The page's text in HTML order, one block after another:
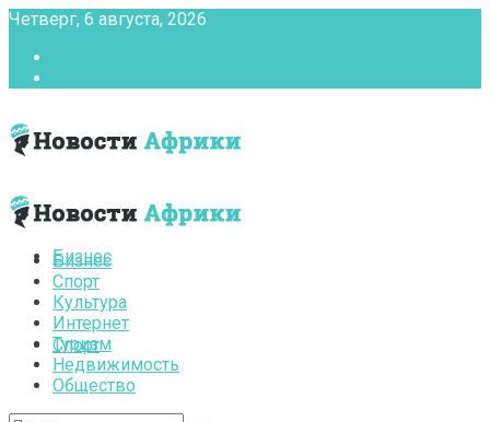
Четверг, 6 августа, 2026
Бизнес
Спорт
Бизнес
Спорт
Культура
Интернет
Туризм
Недвижимость
Общество